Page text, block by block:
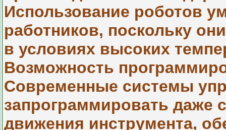
Использование роботов
работников, поскольку
в условиях высоких
Возможность
Современные системы
запрограммировать даже
движения инструмента,